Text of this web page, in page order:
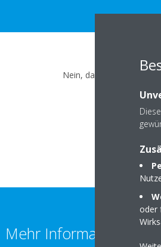
Nein, das ist nicht
Mehr Informationen
oder